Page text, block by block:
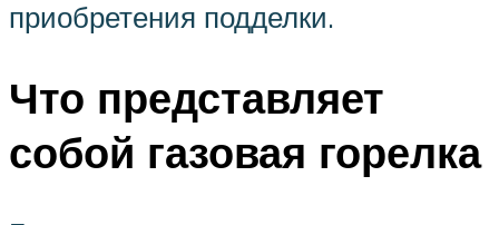
приобретения подделки.
Что представляет
собой газовая горелка